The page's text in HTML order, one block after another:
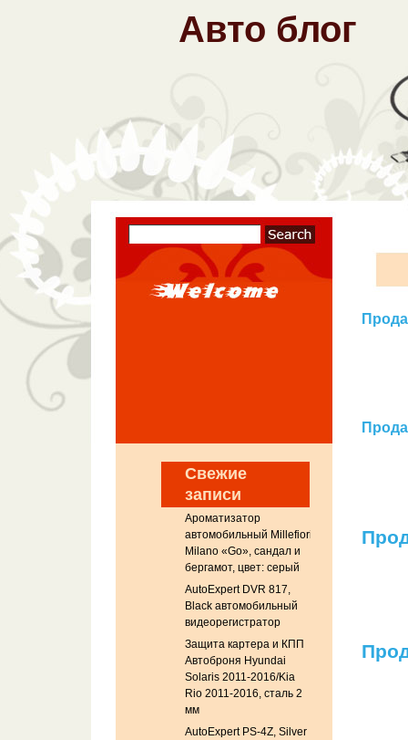
Авто блог
Свежие
записи
Ароматизатор
автомобильный Millefiori
Milano «Go», сандал и
бергамот, цвет: серый
AutoExpert DVR 817,
Black автомобильный
видеорегистратор
Защита картера и КПП
Автоброня Hyundai
Solaris 2011-2016/Kia
Rio 2011-2016, сталь 2
мм
AutoExpert PS-4Z, Silver